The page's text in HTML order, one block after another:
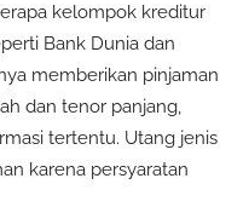
kelompok kreditur
Bank Dunia dan
memberikan pinjaman
dan tenor panjang,
tertentu. Utang jenis
karena persyaratan